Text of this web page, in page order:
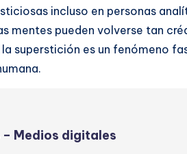
incluso en personas
mentes pueden volverse tan
la superstición es un fenómeno
Medios digitales